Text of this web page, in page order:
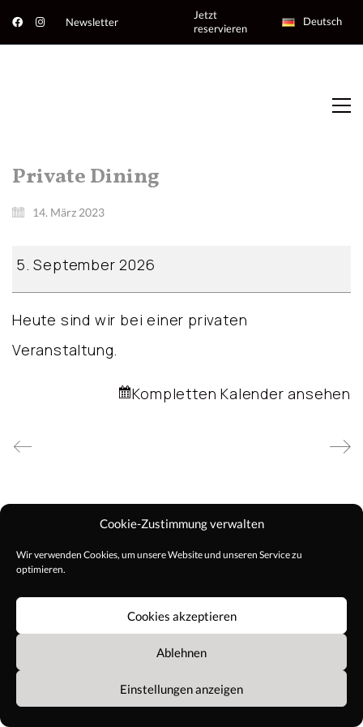
Cookie-Zustimmung verwalten
Wir verwenden Cookies, um unsere Website und unseren Service zu
optimieren.
Cookies akzeptieren
Ablehnen
Einstellungen anzeigen
Newsletter
Jetzt
reservieren
Deutsch
Private Dining
14. März 2023
Dining
5. September 2026
Heute sind wir bei einer privaten
Veranstaltung.
Kompletten Kalender ansehen
© Copyright 2021 Alle Rechte